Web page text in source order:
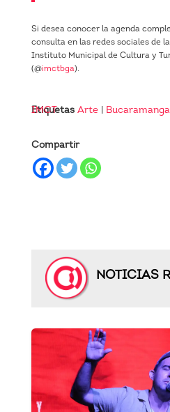
Si desea conocer la agenda
consulta en las redes sociales de la
Instituto Municipal de Cultura y
(@imctbga).
Etiquetas Arte Bucaramanga
IMCT
Compartir
NOTICIAS